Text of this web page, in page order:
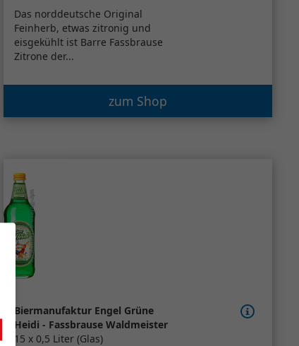
Das norddeutsche Original
Feinherb, etwas zitronig und
eisgekühlt ist Barre Fassbrause
Zitrone der...
zum Shop
Biermanufaktur Engel Grüne
Heidi - Fassbrause Waldmeister
15 x 0,5 Liter (Glas)